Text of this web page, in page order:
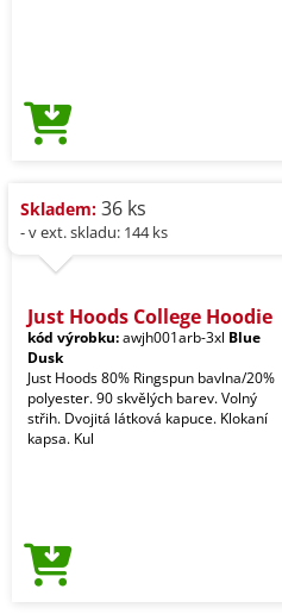
Skladem: 36 ks
- v ext. skladu: 144 ks
Just Hoods College Hoodie
kód výrobku:awjh001arb-3xl Blue
Dusk
Just Hoods 80% Ringspun bavlna/20%
polyester. 90 skvělých barev. Volný
střih. Dvojitá látková kapuce. Klokaní
kapsa. Kul